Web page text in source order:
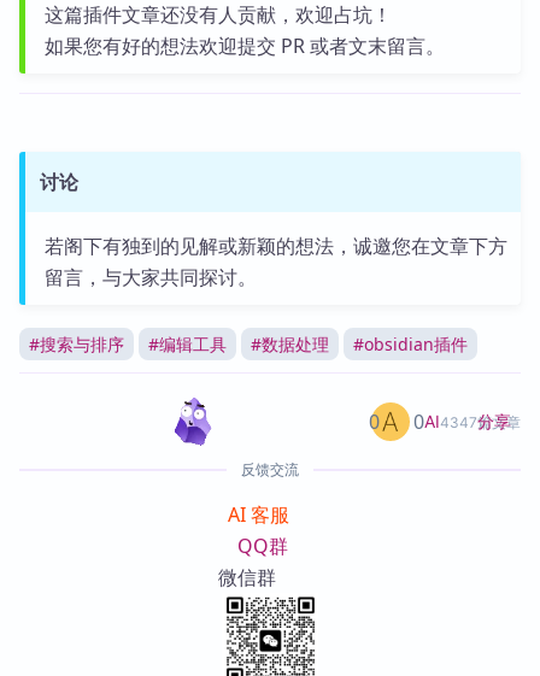
这篇插件文章还没有人贡献，欢迎占坑！
如果您有好的想法欢迎提交 PR 或者文末留言。
讨论
若阁下有独到的见解或新颖的想法，诚邀您在文章下方
留言，与大家共同探讨。
#搜索与排序 #编辑工具 #数据处理 #obsidian插件
AI4347篇文章
0 0 分享
反馈交流
AI 客服
QQ群
微信群